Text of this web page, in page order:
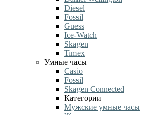
Diesel
Fossil
Guess
Ice-Watch
Skagen
Timex
Умные часы
Casio
Fossil
Skagen Connected
Категории
Мужские умные часы